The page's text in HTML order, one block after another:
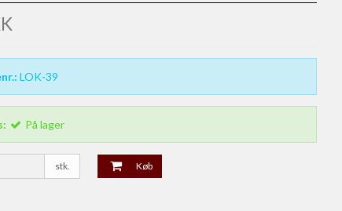
LOK-39
På lager
stk. Køb